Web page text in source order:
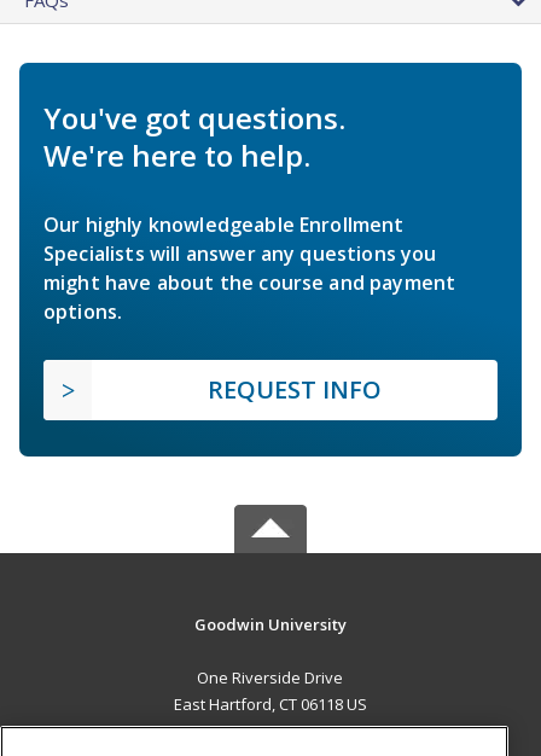
You've got questions.
We're here to help.
Our highly knowledgeable Enrollment
Specialists will answer any questions you
might have about the course and payment
options.
REQUEST INFO
Goodwin University
One Riverside Drive
East Hartford, CT 06118 US